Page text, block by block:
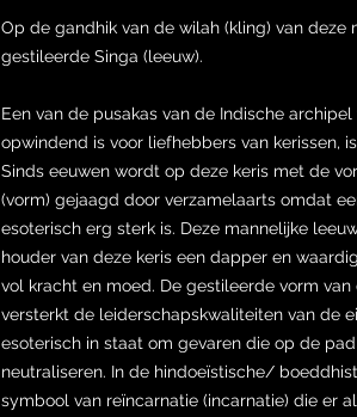
Op de gandhik van de wilah (kling) van deze
gestileerde Singa (leeuw).
Een van de pusakas van de Indische
opwindend is voor liefhebbers van kerissen,
Sinds eeuwen wordt op deze keris met de
(vorm) gejaagd door verzamelaarts omdat
esoterisch erg sterk is. Deze mannelijke
houder van deze keris een dapper en
vol kracht en moed. De gestileerde vorm
versterkt de leiderschapskwaliteiten van de
esoterisch in staat om gevaren die op de
neutraliseren. In de hindoeïstische/
symbool van reïncarnatie (incarnatie) die er